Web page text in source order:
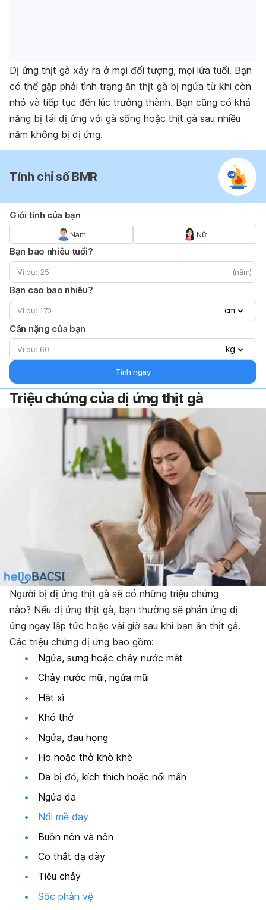
Dị ứng thịt gà xảy ra ở mọi đối tượng, mọi lứa tuổi. Bạn
có thể gặp phải tình trạng ăn thịt gà bị ngứa từ khi còn
nhỏ và tiếp tục đến lúc trưởng thành. Bạn cũng có khả
năng bị tái dị ứng với gà sống hoặc thịt gà sau nhiều
năm không bị dị ứng.
Tính chỉ số BMR
Giới tính của bạn
Nam Nữ
Bạn bao nhiêu tuổi?
(năm)
Bạn cao bao nhiêu?
cm
Cân nặng của bạn
kg
Tính ngay
Triệu chứng của dị ứng thịt gà
Người bị dị ứng thịt gà sẽ có những triệu chứng
nào? Nếu dị ứng thịt gà, bạn thường sẽ phản ứng dị
ứng ngay lập tức hoặc vài giờ sau khi bạn ăn thịt gà.
Các triệu chứng dị ứng bao gồm:
Ngứa, sưng hoặc chảy nước mắt
Chảy nước mũi, ngứa mũi
Hắt xì
Khó thở
Ngứa, đau họng
Ho hoặc thở khò khè
Da bị đỏ, kích thích hoặc nổi mẩn
Ngứa da
Nổi mề đay
Buồn nôn và nôn
Co thắt dạ dày
Tiêu chảy
Sốc phản vệ